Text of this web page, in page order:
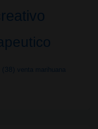
(38) venta marihuana